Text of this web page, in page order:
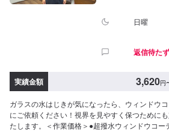
日曜
返信待た
実績金額 3,620円
ガラスの水はじきが気になったら、ウィンドウ
にご依頼ください！視界を見やすく保つために
たします。＜作業価格＞●超撥水ウィンドウコー